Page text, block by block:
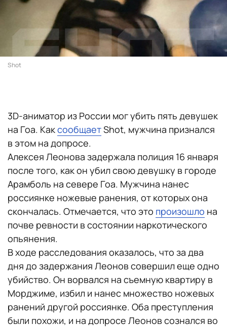
Shot
3D-аниматор из России мог убить пять девушек
на Гоа. КаксообщаетShot, мужчина признался
в этом на допросе.
Алексея Леонова задержала полиция 16 января
после того, как он убил свою девушку в городе
Арамболь на севере Гоа. Мужчина нанес
россиянке ножевые ранения, от которых она
скончалась. Отмечается, что это произошло на
почве ревности в состоянии наркотического
опьянения.
В ходе расследования оказалось, что за два
дня до задержания Леонов совершил еще одно
убийство. Он ворвался на съемную квартиру в
Морджиме, избил и нанес множество ножевых
ранений другой россиянке. Оба преступления
были похожи, и на допросе Леонов сознался во